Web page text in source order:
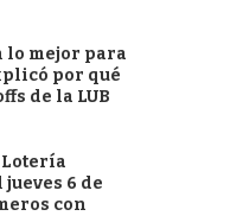
lo mejor para
por qué
de la LUB
6 de
con